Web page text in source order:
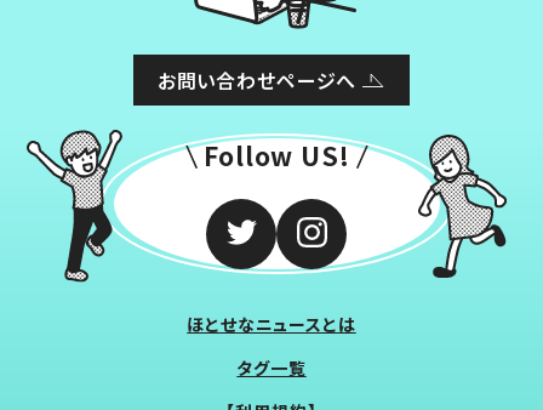
お問い合わせページへ
Follow US!
ほとせなニュースとは
タグ一覧